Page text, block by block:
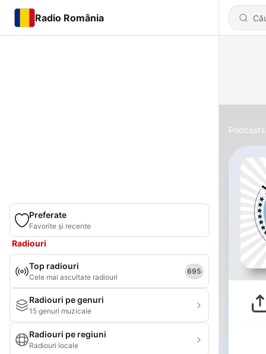
Radio România
Preferate
Favorite și recente
Radiouri
Top radiouri
Cele mai ascultate radiouri
695
Radiouri pe genuri
15 genuri muzicale
Radiouri pe regiuni
Radiouri locale
Podcasts